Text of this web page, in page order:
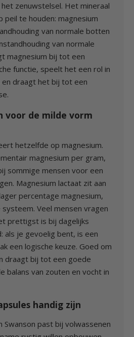
zenuwstelsel. Het mineraal
peil te houden: magnesium
van normale botten
van normale
magnesium bij tot een
functie, speelt het een rol in
draagt het bij tot een
voor de milde vorm
hetzelfde op magnesium.
magnesium per gram,
sommige mensen voor een
Magnesium lactaat zit aan
percentage magnesium,
Veel mensen vragen
prettigst is bij dagelijks
als je gevoelig bent, is een
een logische keuze. Goed om
draagt bij tot een goede
balans van zouten en vocht in
handig zijn
Swanson past bij volwassenen